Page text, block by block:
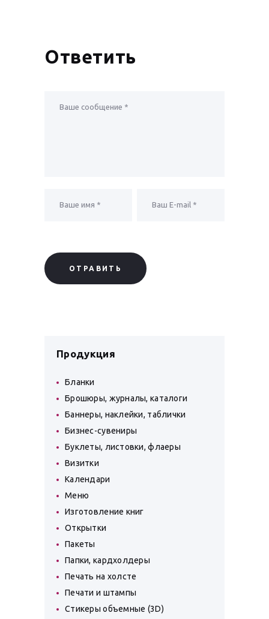
Ответить
Продукция
Бланки
Брошюры, журналы, каталоги
Баннеры, наклейки, таблички
Бизнес-сувениры
Буклеты, листовки, флаеры
Визитки
Календари
Меню
Изготовление книг
Открытки
Пакеты
Папки, кардхолдеры
Печать на холсте
Печати и штампы
Стикеры объемные (3D)